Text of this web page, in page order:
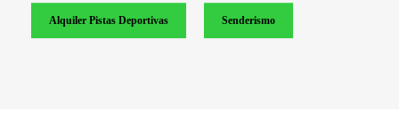
Alquiler Pistas Deportivas Senderismo